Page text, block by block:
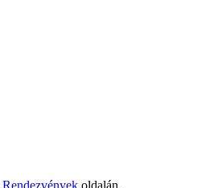
Rendezvények oldalán.